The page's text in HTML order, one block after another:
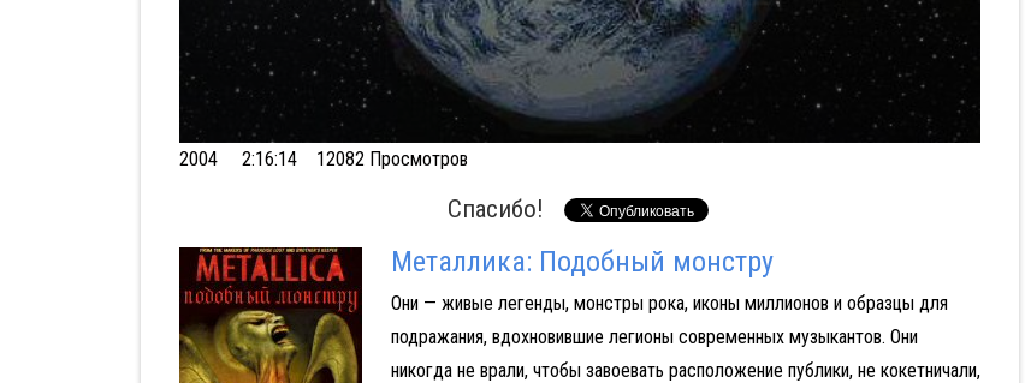
Volume
90%
2004 2:16:14 12082 Просмотров
Спасибо!
Металлика: Подобный монстру
Они — живые легенды, монстры рока, иконы миллионов и образцы для
подражания, вдохновившие легионы современных музыкантов. Они
никогда не врали, чтобы завоевать расположение публики, не кокетничали,
Аферист из Tinder Блицкриг
Битлз: Вернись: